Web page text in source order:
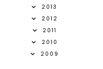
2013
2012
2011
2010
2009